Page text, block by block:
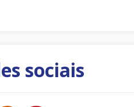
sociais